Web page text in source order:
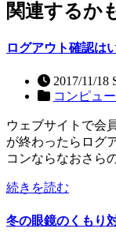
関連するか
ログアウト確認は
2017/11/18
コンピュ
ウェブサイトで会
が終わったらログ
コンならなおさら
続きを読む
冬の眼鏡のくもり